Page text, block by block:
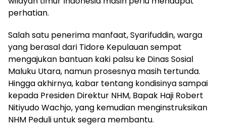
perhatian.
Salah satu penerima manfaat, Syarifuddin, warga
yang berasal dari Tidore Kepulauan sempat
mengajukan bantuan kaki palsu ke Dinas Sosial
Maluku Utara, namun prosesnya masih tertunda.
Hingga akhirnya, kabar tentang kondisinya sampai
kepada Presiden Direktur NHM, Bapak Haji Robert
Nitiyudo Wachjo, yang kemudian menginstruksikan
NHM Peduli untuk segera membantu.